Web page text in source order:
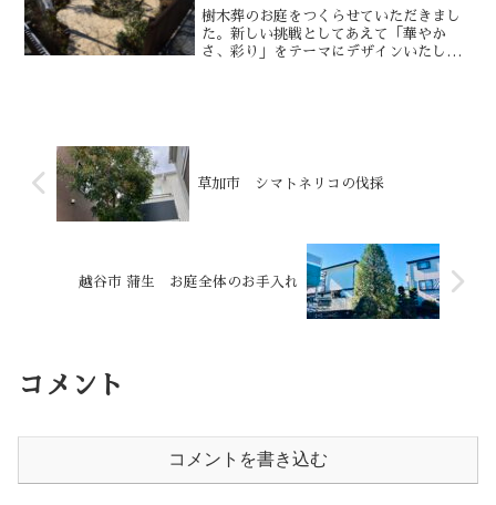
樹木葬のお庭をつくらせていただきまし
た。新しい挑戦としてあえて「華やか
さ、彩り」をテーマにデザインいたしま
草加市 シマトネリコの伐採
越谷市 蒲生 お庭全体のお手入れ
コメント
コメントを書き込む